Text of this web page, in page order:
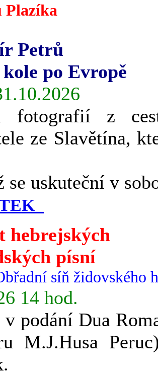
Plazíka
Petrů
kole po Evropě
fotografií z
ze Slavětína,
se uskuteční v
hebrejských
písní
síň židovského
14 hod.
podání Dua
M.J.Husa